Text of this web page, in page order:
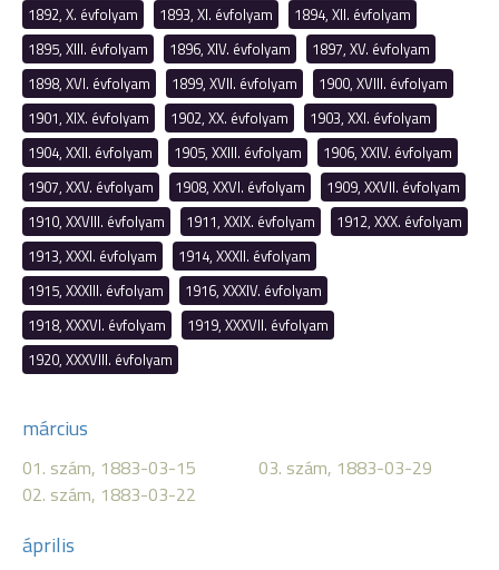
1892, X. évfolyam
1893, XI. évfolyam
1894, XII. évfolyam
1895, XIII. évfolyam
1896, XIV. évfolyam
1897, XV. évfolyam
1898, XVI. évfolyam
1899, XVII. évfolyam
1900, XVIII. évfolyam
1901, XIX. évfolyam
1902, XX. évfolyam
1903, XXI. évfolyam
1904, XXII. évfolyam
1905, XXIII. évfolyam
1906, XXIV. évfolyam
1907, XXV. évfolyam
1908, XXVI. évfolyam
1909, XXVII. évfolyam
1910, XXVIII. évfolyam
1911, XXIX. évfolyam
1912, XXX. évfolyam
1913, XXXI. évfolyam
1914, XXXII. évfolyam
1915, XXXIII. évfolyam
1916, XXXIV. évfolyam
1918, XXXVI. évfolyam
1919, XXXVII. évfolyam
1920, XXXVIII. évfolyam
március
01. szám, 1883-03-15
02. szám, 1883-03-22
03. szám, 1883-03-29
április